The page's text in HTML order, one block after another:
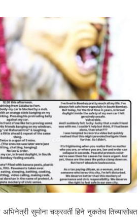
सुमोना चक्रवर्ती हिने नुकतेच तिच्यासोबत